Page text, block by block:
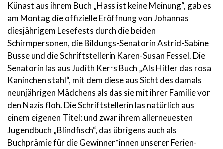
Künast aus ihrem Buch „Hass ist keine Meinung“, gab es
am Montag die offizielle Eröffnung von Johannas
diesjährigem Lesefests durch die beiden
Schirmpersonen, die Bildungs-Senatorin Astrid-Sabine
Busse und die Schriftstellerin Karen-Susan Fessel. Die
Senatorin las aus Judith Kerrs Buch „Als Hitler das rosa
Kaninchen stahl“, mit dem diese aus Sicht des damals
neunjährigen Mädchens als das sie mit ihrer Familie vor
den Nazis floh. Die Schriftstellerin las natürlich aus
einem eigenen Titel: und zwar ihrem allerneuesten
Jugendbuch „Blindfisch“, das übrigens auch als
Buchprämie für die Gewinner*innen unserer Ferien-